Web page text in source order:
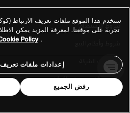
شروط الاستخدام
معلومات الشركة
سياسة الخصوصية والكوكيز
ستخدم هذا الموقع ملفات تعريف الارتباط
تجربة على موقعنا. لمعرفة المزيد يمكن
.
Policy
إعدادات ملفات تعريف
رفض الجميع